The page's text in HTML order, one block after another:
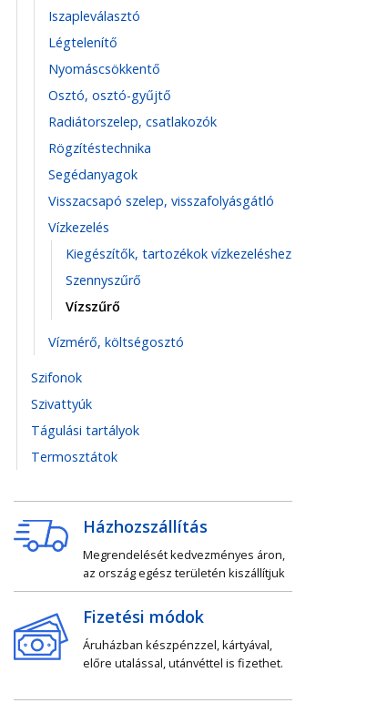
Iszapleválasztó
Légtelenítő
Nyomáscsökkentő
Osztó, osztó-gyűjtő
Radiátorszelep, csatlakozók
Rögzítéstechnika
Segédanyagok
Visszacsapó szelep, visszafolyásgátló
Vízkezelés
Kiegészítők, tartozékok vízkezeléshez
Szennyszűrő
Vízszűrő
Vízmérő, költségosztó
Szifonok
Szivattyúk
Tágulási tartályok
Termosztátok
Házhozszállítás
Megrendelését kedvezményes áron,
az ország egész területén kiszállítjuk
Fizetési módok
Áruházban készpénzzel, kártyával,
előre utalással, utánvéttel is fizethet.